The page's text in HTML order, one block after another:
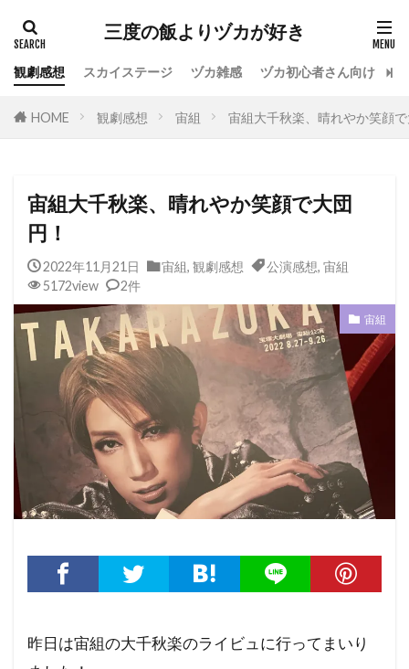
三度の飯よりヅカが好き
観劇感想 スカイステージ ヅカ雑感 ヅカ初心者さん向け
HOME 観劇感想 宙組 宙組大千秋楽、晴れやか笑顔
宙組大千秋楽、晴れやか笑顔で大団
円！
2022年11月21日 宙組, 観劇感想 公演感想, 宙組
5172view
2件
宙組
昨日は宙組の大千秋楽のライビュに行ってまいり
専科 花組 月組 雪組
星組
オペラグラス
レヴュースタァライト
おすすめ飲食店
拍手 初心者
初観劇
観劇マナー
かげきしょうじょ!!
検索